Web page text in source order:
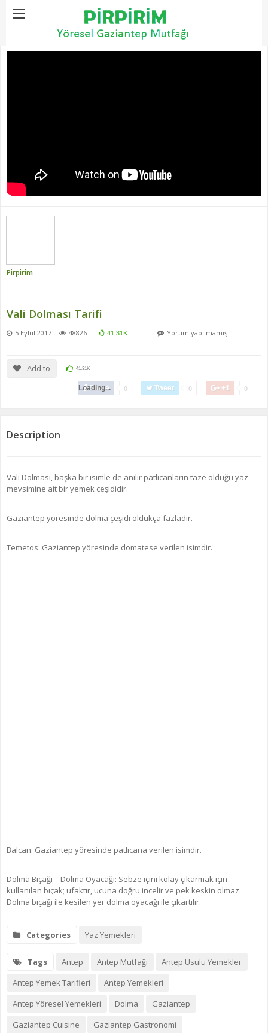
Home Yaz Yemekleri Vali Dolması Tarifi
Pirpirim
Vali Dolması Tarifi
5 Eylül 2017 48826 41.31K Yorum yapılmamış
Add to 41.31K
Share 0 Tweet 0 +1 0
Loading...
Description
Vali Dolması, başka bir isimle de anılır patlıcanların taze olduğu yaz
mevsimine ait bir yemek çeşididir.
Gaziantep yöresinde dolma çeşidi oldukça fazladır.
Temetos: Gaziantep yöresinde domatese verilen isimdir.
Balcan: Gaziantep yöresinde patlıcana verilen isimdir.
Dolma Bıçağı – Dolma Oyacağı: Sebze içini kolay çıkarmak için
kullanılan bıçak; ufaktır, ucuna doğru incelir ve pek keskin olmaz.
Dolma bıçağı ile kesilen yer dolma oyacağı ile çıkartılır.
Categories Yaz Yemekleri
Tags Antep Antep Mutfağı
Antep Usulu Yemekler
Antep Yemek Tarifleri
Antep Yemekleri
Antep Yöresel Yemekleri
Dolma
Gaziantep
Gaziantep Cuisine
Gaziantep Gastronomi